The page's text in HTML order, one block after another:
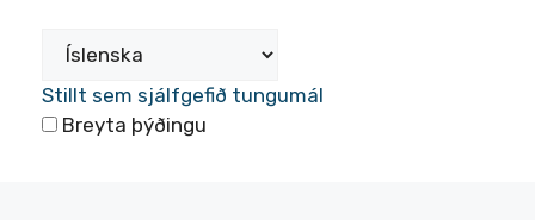
Stillt sem sjálfgefið tungumál
Breyta þýðingu